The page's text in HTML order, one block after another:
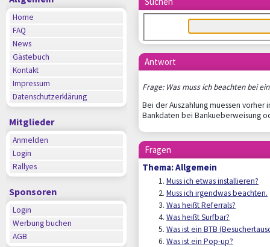
Home
FAQ
News
Gästebuch
Kontakt
Impressum
Datenschutzerklärung
Mitglieder
Anmelden
Login
Rallyes
Sponsoren
Login
Werbung buchen
AGB
Antwort
Frage: Was muss ich beachten bei
Bei der Auszahlung muessen
Bankdaten bei Bankueberweisung
Fragen
Thema: Allgemein
Muss ich etwas installieren?
Muss ich irgendwas beachten.
Was heißt Referrals?
Was heißt Surfbar?
Was ist ein BTB
Was ist ein Pop-up?